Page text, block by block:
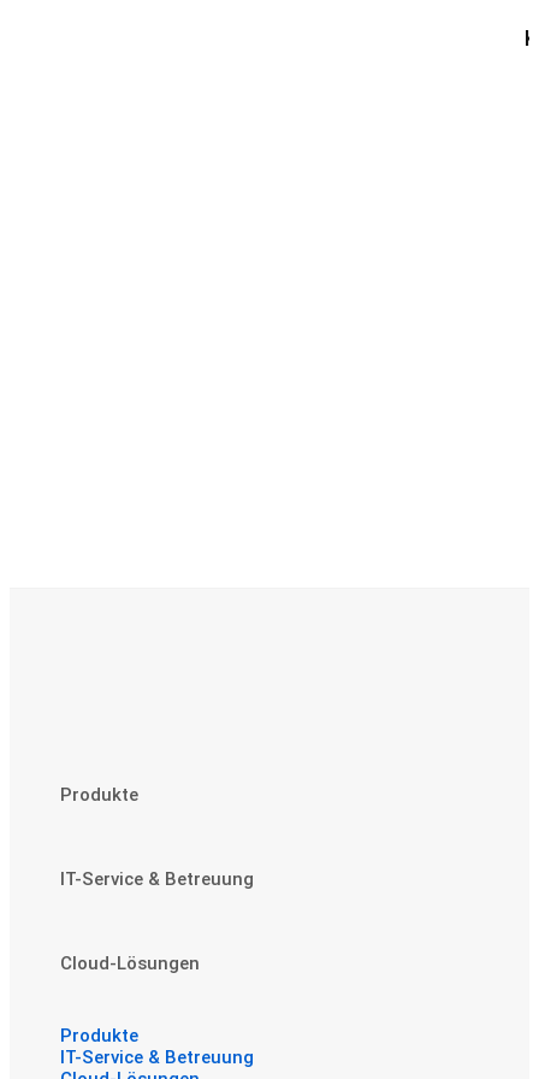
Produkte
IT-Service & Betreuung
Cloud-Lösungen
Produkte
IT-Service & Betreuung